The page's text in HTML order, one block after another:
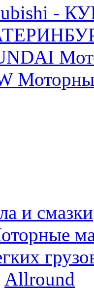
-
и смазки
Allround